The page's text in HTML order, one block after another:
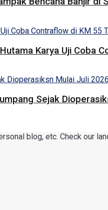
Karya Uji Coba
Sejak
blog, etc. Check our